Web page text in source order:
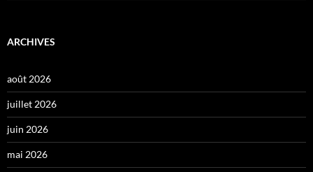
ARCHIVES
août 2026
juillet 2026
juin 2026
mai 2026